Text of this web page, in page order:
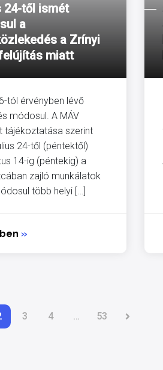
24-től ismét
a
a Zrínyi
miatt
tól érvényben lévő
módosul. A MÁV
tájékoztatása szerint
24-től (péntektől)
14-ig (péntekig) a
zajló munkálatok
több helyi […]
»
3 4 … 53